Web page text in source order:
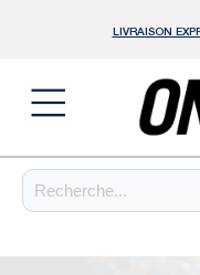
LIVRAISON